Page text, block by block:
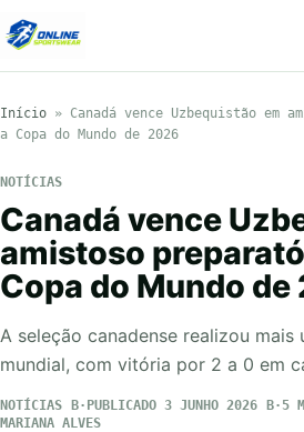
Início » Canadá vence Uzbequistão em
a Copa do Mundo de 2026
NOTÍCIAS
Canadá vence
amistoso
Copa do Mundo de
A seleção canadense realizou mais
mundial, com vitória por 2 a 0 em
NOTÍCIAS PUBLICADO 3 JUNHO 2026
5
MARIANA ALVES